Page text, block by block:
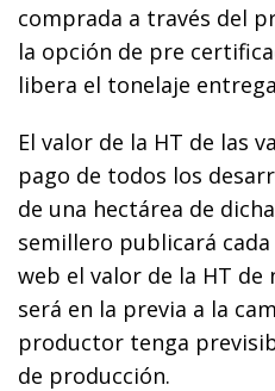
comprada a través del
la opción de pre
libera el tonelaje
El valor de la HT de las
pago de todos los
de una hectárea de
semillero publicará
web el valor de la HT de
será en la previa a la
productor tenga
de producción.